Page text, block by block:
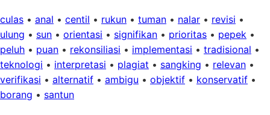
culas • anal • centil • rukun • tuman • nalar • revisi •
ulung • sun • orientasi • signifikan • prioritas • pepek •
peluh • puan • rekonsiliasi • implementasi • tradisional •
teknologi • interpretasi • plagiat • sangking • relevan •
verifikasi • alternatif • ambigu • objektif • konservatif •
borang • santun